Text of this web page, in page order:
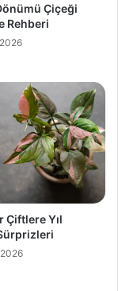
Çiçeği
Rehberi
Çiftlere Yıl